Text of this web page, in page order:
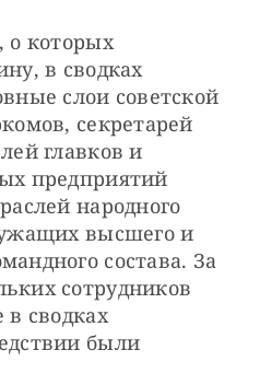
о которых
в сводках
слои советской
секретарей
главков и
предприятий
народного
высшего и
состава. За
сотрудников
сводках
были